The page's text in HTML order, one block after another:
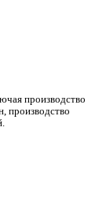
производство
производство